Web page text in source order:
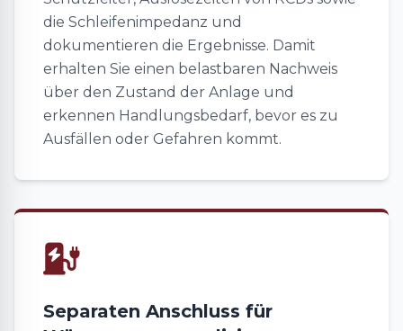
die Schleifenimpedanz und
dokumentieren die Ergebnisse. Damit
erhalten Sie einen belastbaren Nachweis
über den Zustand der Anlage und
erkennen Handlungsbedarf, bevor es zu
Ausfällen oder Gefahren kommt.
Separaten Anschluss für